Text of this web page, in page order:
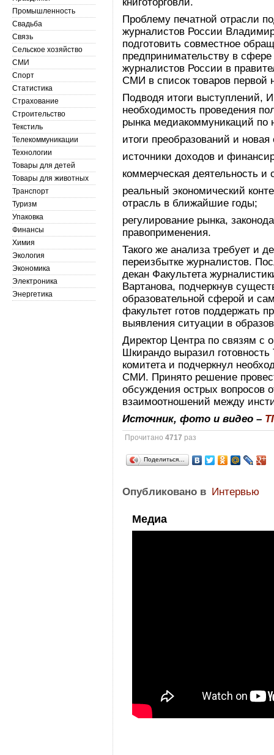
Проблему печатной отрасли
журналистов России
подготовить совместное
предпринимательству в
журналистов России в
СМИ в список товаров первой
Подводя итоги выступлений,
необходимость проведения
рынка медиакоммуникаций по
итоги преобразований и новая
источники доходов и
коммерческая деятельность и
реальный экономический
отрасль в ближайшие годы;
регулирование рынка,
правоприменения.
Такого же анализа требует и
переизбытке журналистов.
декан Факультета
Вартанова, подчеркнув
образовательной сферой и
факультет готов поддержать
выявления ситуации в
Директор Центра по связям
Шкирандо выразил
комитета и подчеркнул
СМИ. Принято решение
обсуждения острых вопросов
взаимоотношений между
Источник, фото и видео –
Прочитано4717 раз
Поделиться…
Опубликовано в Интервью
Медиа
Промышленность
Свадьба
Связь
Сельское хозяйство
СМИ
Спорт
Статистика
Страхование
Строительство
Текстиль
Телекоммуникации
Технологии
Товары для детей
Товары для животных
Транспорт
Туризм
Упаковка
Финансы
Химия
Экология
Экономика
Электроника
Энергетика